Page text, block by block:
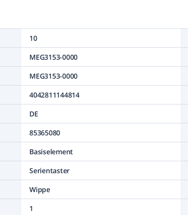
10
MEG3153-0000
MEG3153-0000
4042811144814
DE
85365080
Basiselement
Serientaster
Wippe
1